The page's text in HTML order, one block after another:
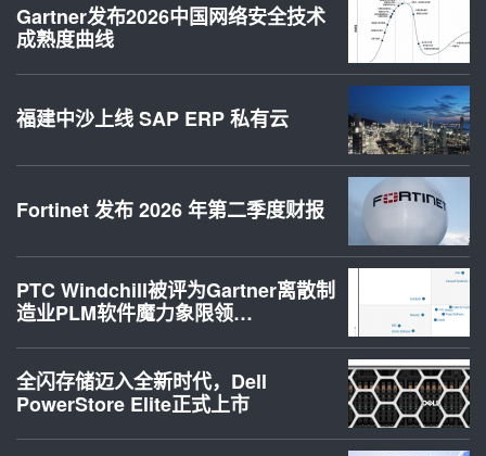
Gartner发布2026中国网络安全技术
成熟度曲线
福建中沙上线 SAP ERP 私有云
Fortinet 发布 2026 年第二季度财报
PTC Windchill被评为Gartner离散制
造业PLM软件魔力象限领…
全闪存储迈入全新时代，Dell
PowerStore Elite正式上市